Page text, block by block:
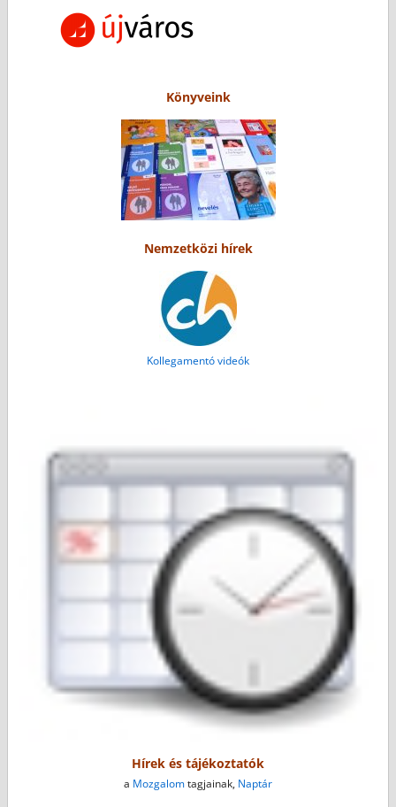
Könyveink
Nemzetközi hírek
Kollegamentó videók
Hírek és tájékoztatók
a Mozgalomtagjainak, Naptár